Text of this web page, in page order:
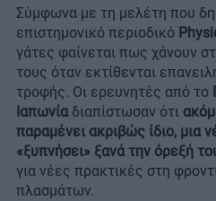
Σύμφωνα με τη μελέτη που
επιστημονικό περιοδικό
γάτες φαίνεται πως χάνουν
τους όταν εκτίθενται
τροφής. Οι ερευνητές από το
Ιαπωνίαδιαπίστωσαν ότι
παραμένει ακριβώς ίδιο, μια
«ξυπνήσει» ξανά την όρεξή
για νέες πρακτικές στη
πλασμάτων.